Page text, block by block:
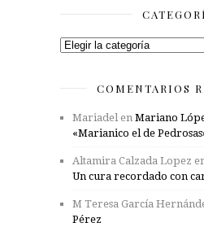
Categorías
COMENTARIOS
Mariadel en Mariano
«Marianico el de
Altamira Calzada Lopez
Un cura recordado con
M Teresa García
Pérez